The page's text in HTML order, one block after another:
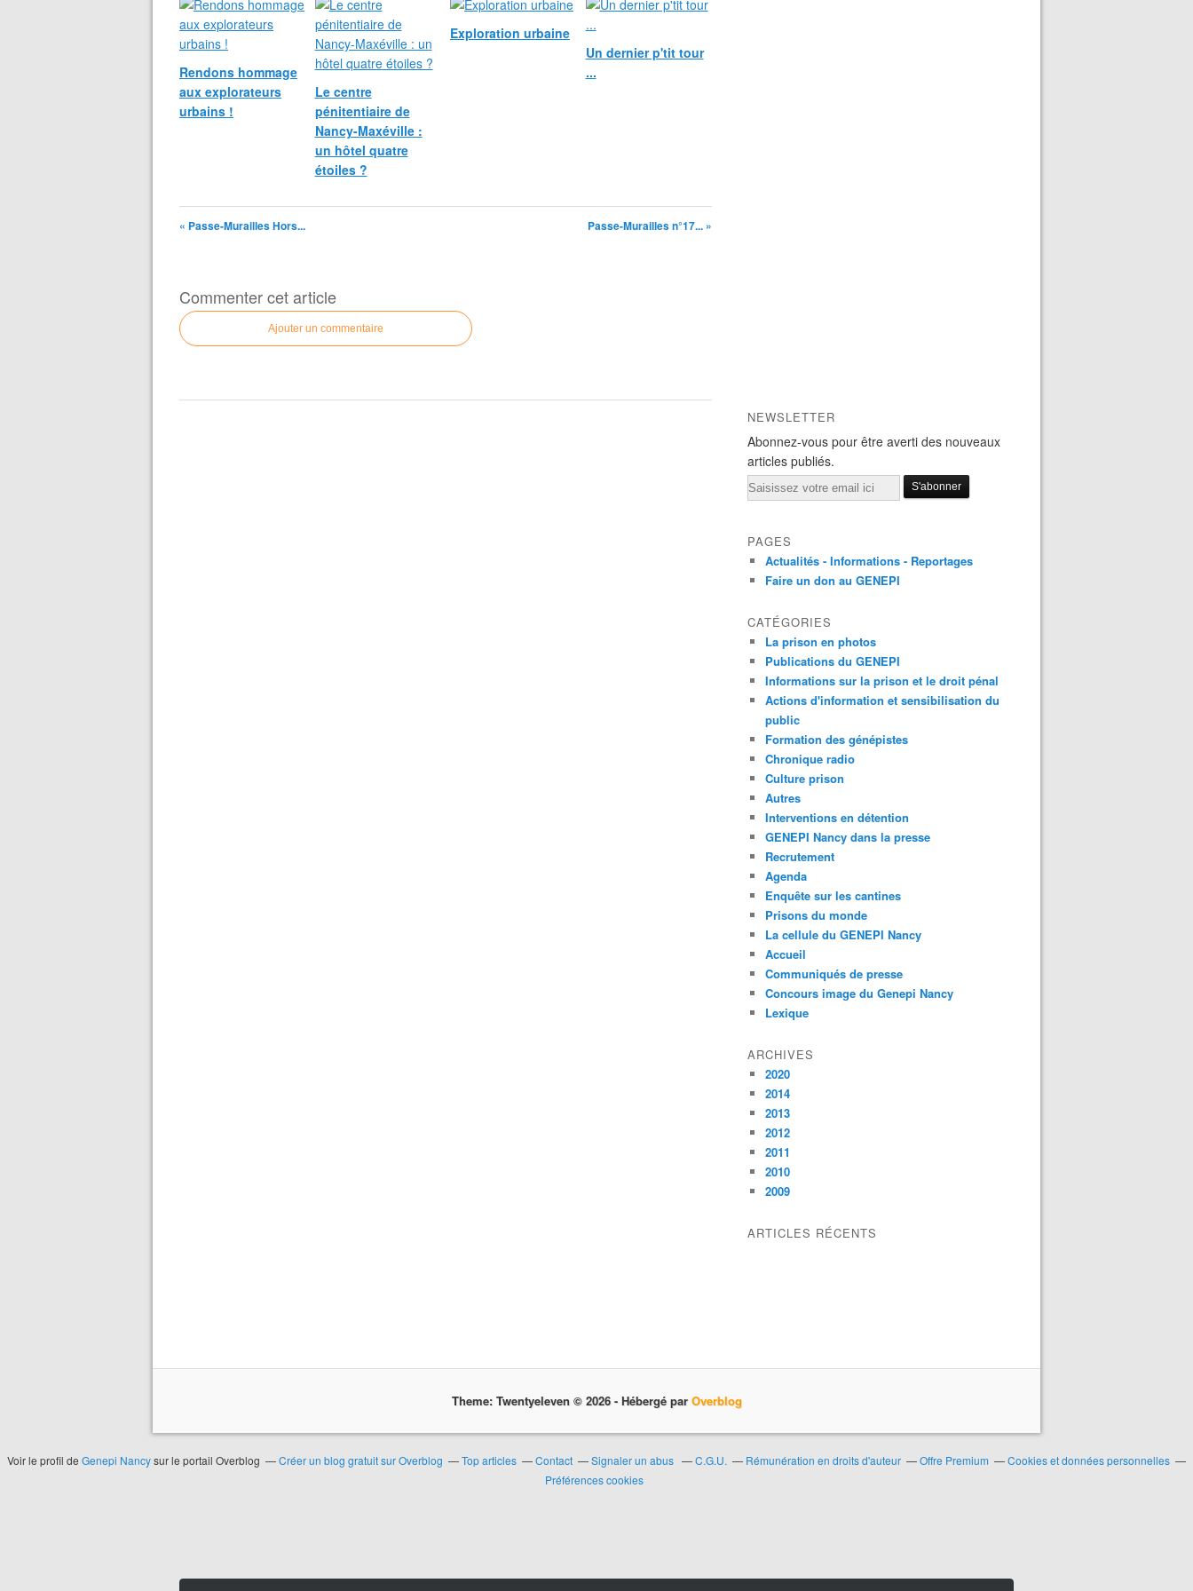
Rendons hommage
aux explorateurs
urbains !
Le centre
pénitentiaire de
Nancy-Maxéville :
un hôtel quatre
étoiles ?
Exploration urbaine
Un dernier p'tit tour
...
« Passe-Murailles Hors... Passe-Murailles n°17... »
Commenter cet article
Ajouter un commentaire
NEWSLETTER
Abonnez-vous pour être averti des nouveaux
articles publiés.
Email
PAGES
Actualités - Informations - Reportages
Faire un don au GENEPI
CATÉGORIES
La prison en photos
Publications du GENEPI
Informations sur la prison et le droit pénal
Actions d'information et sensibilisation du
public
Formation des génépistes
Chronique radio
Culture prison
Autres
Interventions en détention
GENEPI Nancy dans la presse
Recrutement
Agenda
Enquête sur les cantines
Prisons du monde
La cellule du GENEPI Nancy
Accueil
Communiqués de presse
Concours image du Genepi Nancy
Lexique
ARCHIVES
2020
2014
2013
2012
2011
2010
2009
ARTICLES RÉCENTS
Theme: Twentyeleven © 2026 - Hébergé par Overblog
Voir le profil de Genepi Nancysur le portail Overblog Créer un blog gratuit sur Overblog Top articles Contact Signaler un abus C.G.U. Rémunération en droits d'auteur Offre Premium
Cookies et données personnelles
Préférences cookies